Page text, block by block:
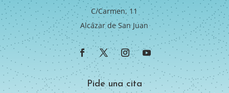
C/Carmen, 11
Alcázar de San Juan
Pide una cita